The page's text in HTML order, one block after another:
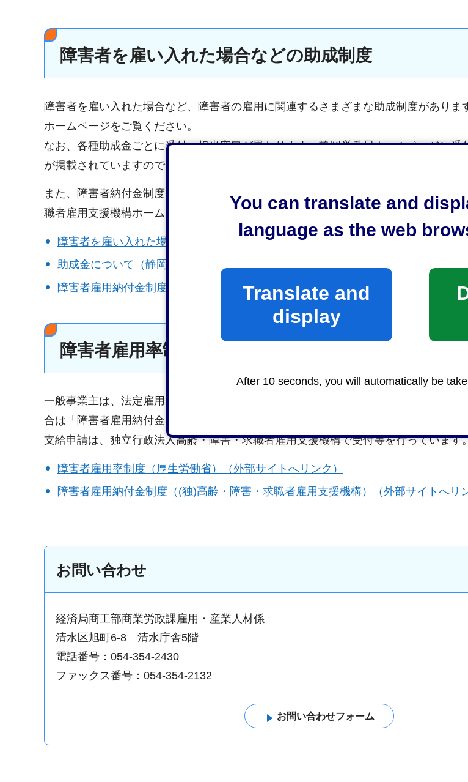
You can translate and
language as the web
Translate and
display
After 10 seconds, you will automatically be
障害者を雇い入れた場合などの助成制度
障害者を雇い入れた場合など、障害者の雇用に関連するさまざまな助成制度がありま
ホームページをご覧ください。
なお、各種助成金ごとに受付・担当窓口が異なります。静岡労働局ホームページに受
が掲載されていますので、それぞれの担当窓口に、具体的な手続き、詳細な条件、内
また、障害者納付金制度に基づいた助成金制度や支援制度もあります。詳しくは、独
職者雇用支援機構ホームページからご確認ください。
障害者を雇い入れた場合の助成（厚生労働省）（外部サイトへリンク）
助成金について（静岡労働局）（外部サイトへリンク）
障害者雇用納付金制度に基づいた助成金（(独)高齢・障害・求職者雇用支援機構）
障害者雇用率制度について
一般事業主は、法定雇用率で計算した障害者を雇用すべき義務があります。雇用障害
合は「障害者雇用納付金」の納付が必要となります。障害者雇用納付金の申告、障害
支給申請は、独立行政法人高齢・障害・求職者雇用支援機構で受付等を行っています
障害者雇用率制度（厚生労働省）（外部サイトへリンク）
障害者雇用納付金制度（(独)高齢・障害・求職者雇用支援機構）（外部サイトへリ
お問い合わせ
経済局商工部商業労政課雇用・産業人材係
清水区旭町6-8 清水庁舎5階
電話番号：054-354-2430
ファックス番号：054-354-2132